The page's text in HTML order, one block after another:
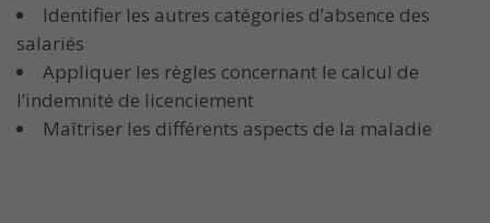
Identifier les autres catégories d’absence des
salariés
Appliquer les règles concernant le calcul de
l’indemnité de licenciement
Maîtriser les différents aspects de la maladie